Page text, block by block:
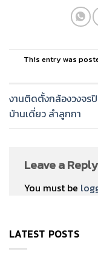
This entry was
งานติดตั้งกล้องวงจร
บ้านเดี่ยว ลำลูกกา
Leave a Reply
You must be
LATEST POSTS